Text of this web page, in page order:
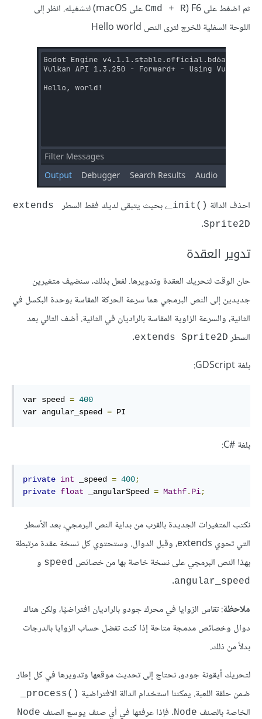
ثم اضغط على F6
‏(
Cmd + R
على macOS) لتشغيله. انظر إلى
اللوحة السفلية للخرج لترى النص Hello world
احذف الدالة ‎_init()‎ ، بحيث يتبقى لديك فقط السطر
extends
Sprite2D
.
تدوير العقدة
حان الوقت لتحريك العقدة وتدويرها. لفعل بذلك، سنضيف متغيرين
جديدين إلى النص البرمجي هما سرعة الحركة المقاسة بوحدة البكسل في
الثانية، والسرعة الزاوية المقاسة بالراديان في الثانية. أضف التالي بعد
السطر extends Sprite2D
.
بلغة GDScript:
var speed = 400
var angular_speed = PI
بلغة C#‎:
private int _speed = 400;
private float _angularSpeed = Mathf. Pi;
نكتب المتغيرات الجديدة بالقرب من بداية النص البرمجي، بعد الأسطر
التي تحوي extends، وقبل الدوال. وستحتوي كل نسخة عقدة مرتبطة
بهذا النص البرمجي على نسخة خاصة بها من خصائص speed و
angular_speed
.
ملاحظة: تقاس الزوايا في محرك جودو بالراديان افتراضيًا، ولكن هناك
دوال وخصائص مدمجة متاحة إذا كنت تفضل حساب الزوايا بالدرجات
بدلاً من ذلك.
لتحريك أيقونة جودو، نحتاج إلى تحديث موقعها وتدويرها في كل إطار
ضمن حلقة اللعبة. يمكننا استخدام الدالة الافتراضية ‎_process()‎
الخاصة بالصنف Node. فإذا عرفتها في أي صنف يوسع الصنف Node